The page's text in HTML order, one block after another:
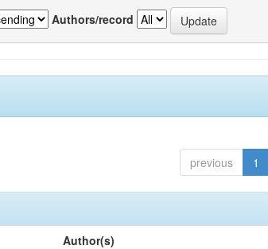
Authors/record
previous 1
Author(s)